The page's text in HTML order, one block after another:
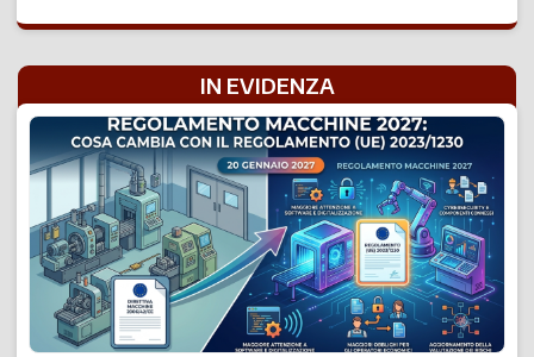
IN EVIDENZA